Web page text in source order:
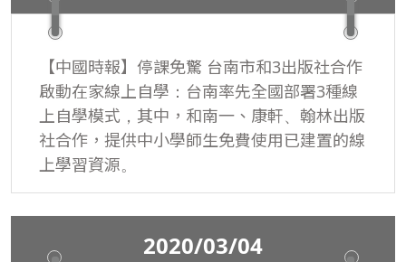
【中國時報】停課免驚 台南市和3出版社合作
啟動在家線上自學：台南率先全國部署3種線
上自學模式，其中，和南一、康軒、翰林出版
社合作，提供中小學師生免費使用已建置的線
上學習資源。
2020/03/04